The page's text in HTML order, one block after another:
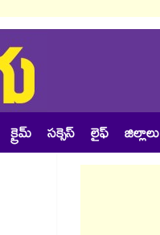
క్రైమ్ సక్సెస్ లైఫ్ జిల్లాలు